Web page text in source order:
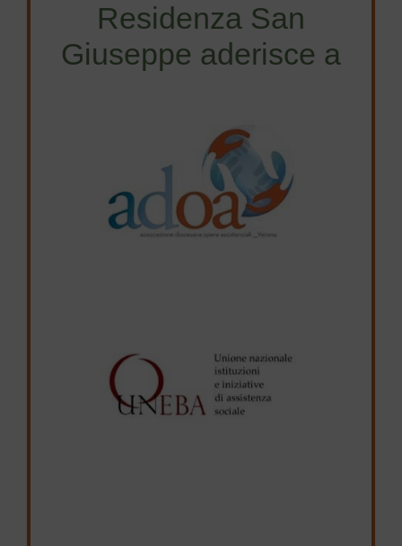
Residenza San
Giuseppe aderisce a